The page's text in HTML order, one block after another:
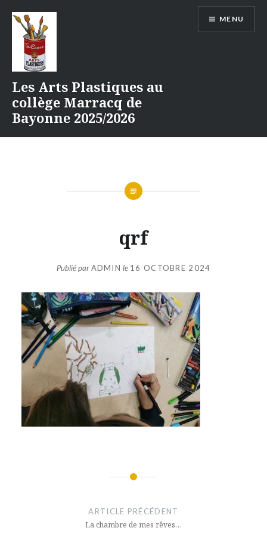
contenu
Les Arts Plastiques au
collège Marracq de
Bayonne 2025/2026
MENU
qrf
Publié parADMIN le 16 OCTOBRE 2024
ARTICLE PRÉCÉDENT
La chambre de mes rêves…